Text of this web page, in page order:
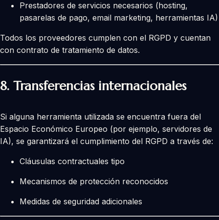
Prestadores de servicios necesarios (hosting,
pasarelas de pago, email marketing, herramientas IA)
Todos los proveedores cumplen con el RGPD y cuentan
con contrato de tratamiento de datos.
8. Transferencias internacionales
Si alguna herramienta utilizada se encuentra fuera del
Espacio Económico Europeo (por ejemplo, servidores de
IA), se garantizará el cumplimiento del RGPD a través de:
Cláusulas contractuales tipo
Mecanismos de protección reconocidos
Medidas de seguridad adicionales